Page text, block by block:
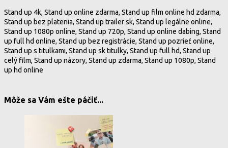
Stand up 4k, Stand up online zdarma, Stand up film online hd zdarma,
Stand up bez platenia, Stand up trailer sk, Stand up legálne online,
Stand up 1080p online, Stand up 720p, Stand up online dabing, Stand
up full hd online, Stand up bez registrácie, Stand up pozrieť online,
Stand up s titulkami, Stand up sk titulky, Stand up full hd, Stand up
celý film, Stand up názory, Stand up zdarma, Stand up 1080p, Stand
up hd online
Môže sa Vám ešte páčiť...